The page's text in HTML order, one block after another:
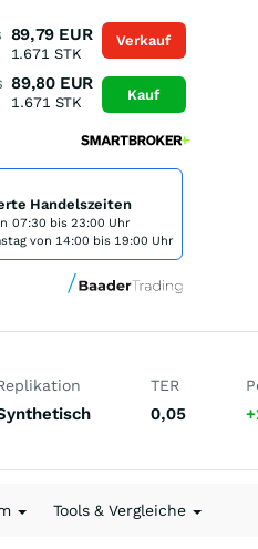
89,79 EUR
1.671 STK
89,80 EUR
1.671 STK
Verkauf
Kauf
Handelszeiten
07:30 bis 23:00 Uhr
von 14:00 bis 19:00 Uhr
TER
0,05
Tools & Vergleiche